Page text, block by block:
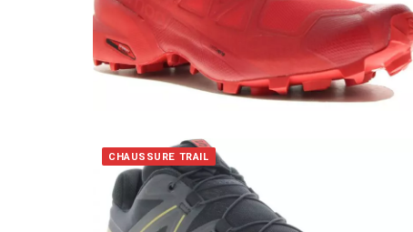
CHAUSSURE TRAIL